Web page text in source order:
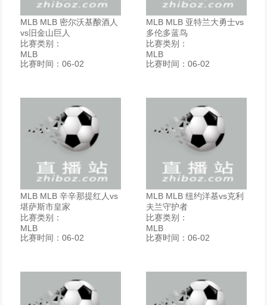
MLB MLB 密尔沃基酿酒人
vs旧金山巨人
比赛类别：
MLB
比赛时间：06-02
MLB MLB 亚特兰大勇士vs
多伦多蓝鸟
比赛类别：
MLB
比赛时间：06-02
MLB MLB 辛辛那提红人vs
堪萨斯市皇家
比赛类别：
MLB
比赛时间：06-02
MLB MLB 纽约洋基vs克利
夫兰守护者
比赛类别：
MLB
比赛时间：06-02